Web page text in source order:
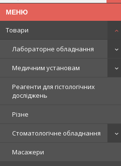
Товари
Лабораторне обладнання
Медичним установам
Реагенти для гістологічних
досліджень
Різне
Стоматологічне обладнання
Масажери